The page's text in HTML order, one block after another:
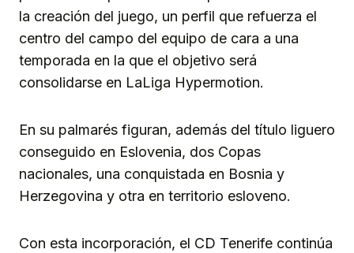
la creación del juego, un perfil que refuerza el
centro del campo del equipo de cara a una
temporada en la que el objetivo será
consolidarse en LaLiga Hypermotion.
En su palmarés figuran, además del título liguero
conseguido en Eslovenia, dos Copas
nacionales, una conquistada en Bosnia y
Herzegovina y otra en territorio esloveno.
Con esta incorporación, el CD Tenerife continúa